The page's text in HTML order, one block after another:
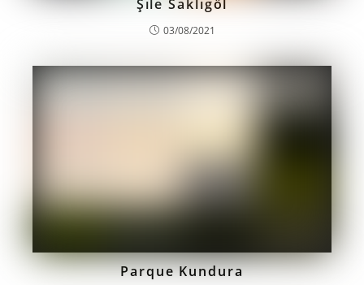
Şile Saklıgöl
03/08/2021
Parque Kundura